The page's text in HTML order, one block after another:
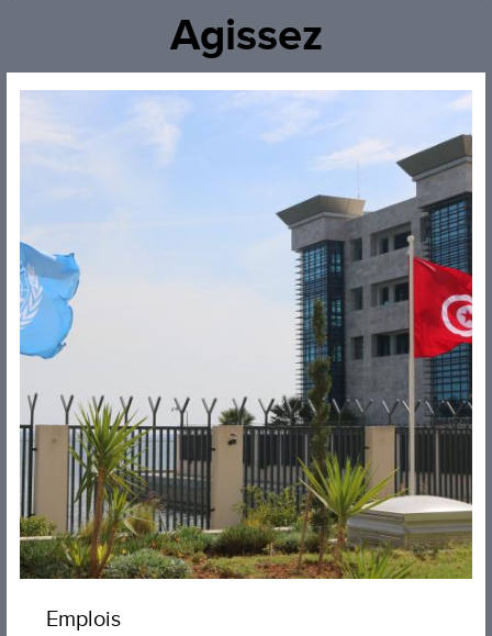
Agissez
Emplois